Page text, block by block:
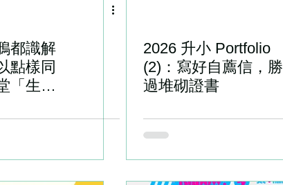
都識解
點樣同
「生活
2026 升小 Portfolio
(2)：寫好自薦信，勝
過堆砌證書